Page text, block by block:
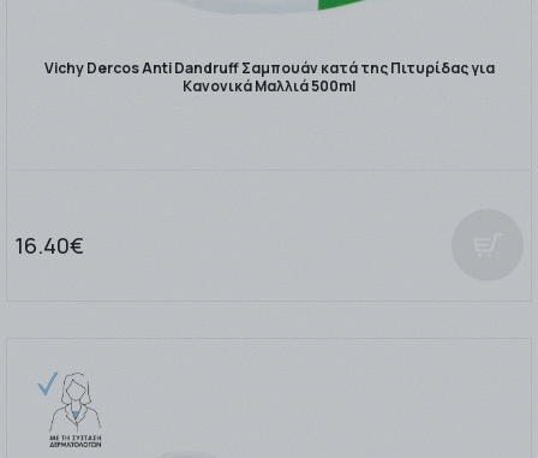
Vichy Dercos Anti Dandruff Σαμπουάν κατά της Πιτυρίδας για
Κανονικά Μαλλιά 500ml
16.40€